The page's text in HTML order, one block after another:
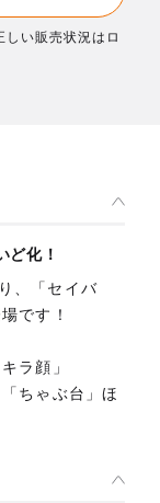
しい販売状況はロ
ど化！
、「セイバ
です！
ラ顔」
ちゃぶ台」ほ